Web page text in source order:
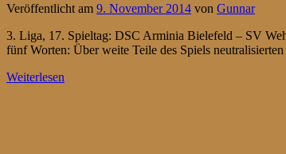
Veröffentlicht am 9. November 2014 von Gunnar
3. Liga, 17. Spieltag: DSC Arminia Bielefeld – SV
fünf Worten: Über weite Teile des Spiels
Weiterlesen